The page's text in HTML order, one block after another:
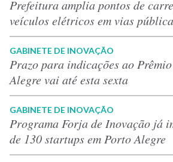
Prefeitura amplia pontos de
veículos elétricos em vias
GABINETE DE INOVAÇÃO
Prazo para indicações ao
Alegre vai até esta sexta
GABINETE DE INOVAÇÃO
Programa Forja de Inovação já
de 130 startups em Porto Alegre